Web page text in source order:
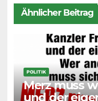
Ähnlicher Beitrag
POLITIK
Merz muss
und der